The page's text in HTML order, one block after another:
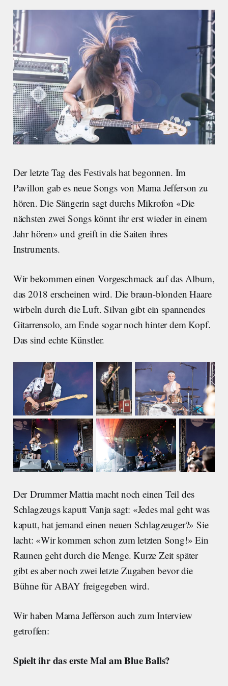
Der letzte Tag des Festivals hat begonnen. Im
Pavillon gab es neue Songs von Mama Jefferson zu
hören. Die Sängerin sagt durchs Mikrofon «Die
nächsten zwei Songs könnt ihr erst wieder in einem
Jahr hören» und greift in die Saiten ihres
Instruments.
Wir bekommen einen Vorgeschmack auf das Album,
das 2018 erscheinen wird. Die braun-blonden Haare
wirbeln durch die Luft. Silvan gibt ein spannendes
Gitarrensolo, am Ende sogar noch hinter dem Kopf.
Das sind echte Künstler.
Der Drummer Mattia macht noch einen Teil des
Schlagzeugs kaputt Vanja sagt: «Jedes mal geht was
kaputt, hat jemand einen neuen Schlagzeuger?» Sie
lacht: «Wir kommen schon zum letzten Song!» Ein
Raunen geht durch die Menge. Kurze Zeit später
gibt es aber noch zwei letzte Zugaben bevor die
Bühne für ABAY freigegeben wird.
Wir haben Mama Jefferson auch zum Interview
getroffen:
Spielt ihr das erste Mal am Blue Balls?